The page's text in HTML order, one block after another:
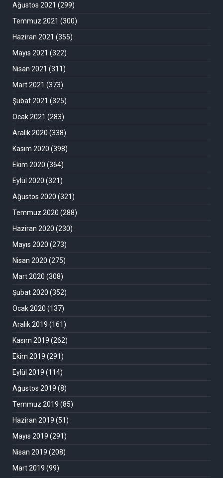
Ağustos 2021 (299)
Temmuz 2021 (300)
Haziran 2021 (355)
Mayıs 2021 (322)
Nisan 2021 (311)
Mart 2021 (373)
Şubat 2021 (325)
Ocak 2021 (283)
Aralık 2020 (338)
Kasım 2020 (398)
Ekim 2020 (364)
Eylül 2020 (321)
Ağustos 2020 (321)
Temmuz 2020 (288)
Haziran 2020 (230)
Mayıs 2020 (273)
Nisan 2020 (275)
Mart 2020 (308)
Şubat 2020 (352)
Ocak 2020 (137)
Aralık 2019 (161)
Kasım 2019 (262)
Ekim 2019 (291)
Eylül 2019 (114)
Ağustos 2019 (8)
Temmuz 2019 (85)
Haziran 2019 (51)
Mayıs 2019 (291)
Nisan 2019 (208)
Mart 2019 (99)